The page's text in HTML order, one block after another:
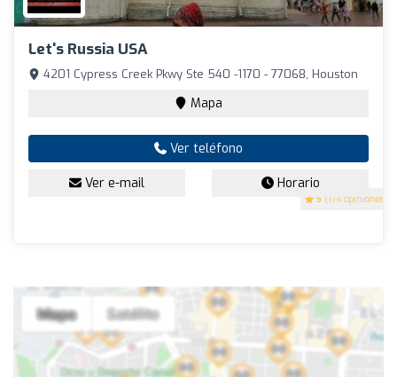
Let's Russia USA
5 (174 opiniones)
4201 Cypress Creek Pkwy Ste 540 -1170 - 77068, Houston
Mapa
Ver teléfono
Ver e-mail Horario